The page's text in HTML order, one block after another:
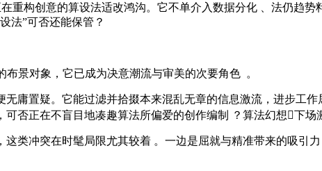
创意的算设法适改鸿沟 。它不单介入数据分化 、法仍趋势料
法”可否还能保管 ？
对象 ，它已成为决意潮流与审美的次要角色  。
庸置疑。它能过滤并拾掇本来混乱无章的信息激流，进步工作屈
可否正在不盲目地凑趣算法所偏爱的创作编制 ？算法幻想下场激
这类冲突在时髦局限尤其较着 。一边是屈就与精准带来的吸引